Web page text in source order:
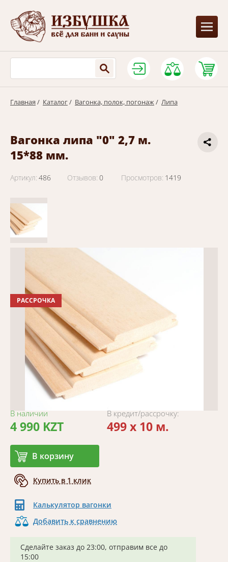
Главная / Каталог/ Вагонка, полок, погонаж/ Липа
Вагонка липа "0" 2,7 м.
15*88 мм.
Артикул: 486 Отзывов: 0 Просмотров: 1419
РАССРОЧКА
В наличии
4 990 KZT
В корзину
Купить в 1 клик
В кредит/рассрочку:
499 x 10 м.
Калькулятор вагонки
Добавить к сравнению
Сделайте заказ до 23:00, отправим все до
15:00